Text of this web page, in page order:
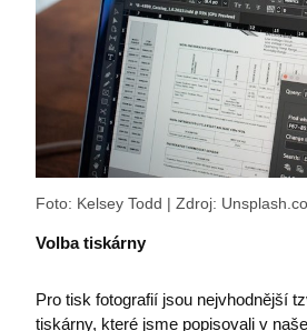
Foto: Kelsey Todd | Zdroj:
Volba tiskárny
Pro tisk fotografií jsou nejvhodnější
tiskárny, které jsme popisovali v